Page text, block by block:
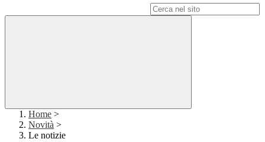
Home >
Novità >
Le notizie